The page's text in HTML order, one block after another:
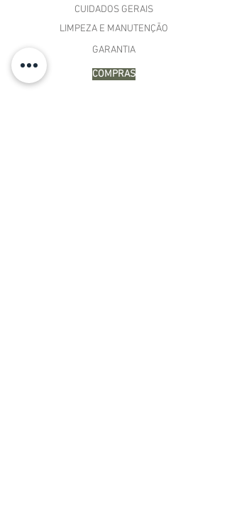
CUIDADOS GERAIS
LIMPEZA E MANUTENÇÃO
GARANTIA
COMPRAS